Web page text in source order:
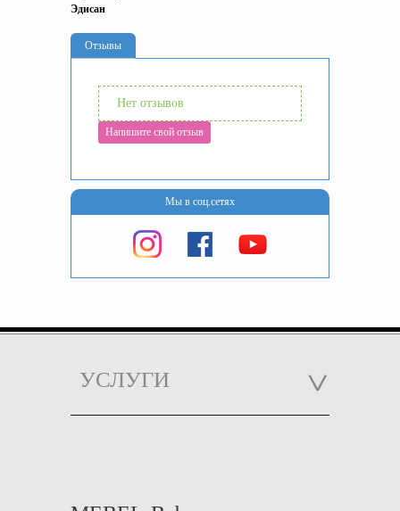
Эдисан
Отзывы
Нет отзывов
Напишите свой отзыв
Мы в соц.сетях
УСЛУГИ